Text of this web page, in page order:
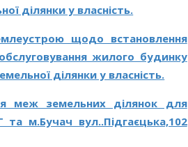
ділянки у власність.
щодо встановлення
жилого будинку
ділянки у власність.
меж земельних ділянок для
м.Бучач вул..Підгаєцька,102